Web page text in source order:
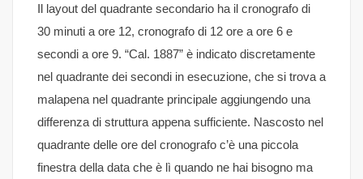
Il layout del quadrante secondario ha il cronografo di
30 minuti a ore 12, cronografo di 12 ore a ore 6 e
secondi a ore 9. “Cal. 1887” è indicato discretamente
nel quadrante dei secondi in esecuzione, che si trova a
malapena nel quadrante principale aggiungendo una
differenza di struttura appena sufficiente. Nascosto nel
quadrante delle ore del cronografo c’è una piccola
finestra della data che è lì quando ne hai bisogno ma